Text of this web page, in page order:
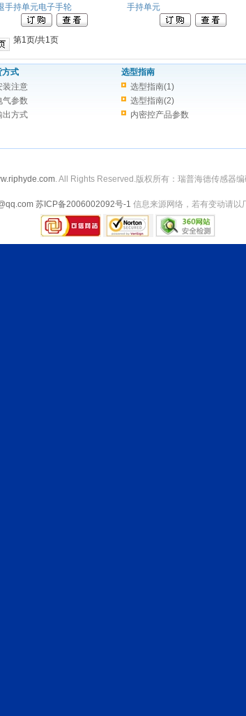
手持单元电子手轮
手持单元
第1页/共1页
方式
装注意
气参数
出方式
选型指南
选型指南(1)
选型指南(2)
内密控产品参数
. All Rights Reserved.版权所有：瑞普海德传感器
苏ICP备2006002092号-1 信息来源网络，若有变动请以